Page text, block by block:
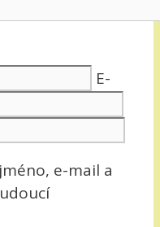
E-
e-mail a